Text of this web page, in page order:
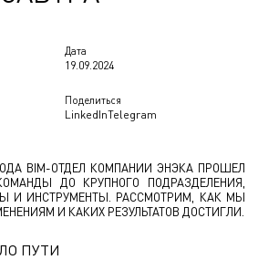
Дата
19.09.2024
Поделиться
LinkedInTelegram
BIM-ОТДЕЛ КОМПАНИИ ЭНЭКА ПРОШЕЛ
ДО КРУПНОГО ПОДРАЗДЕЛЕНИЯ,
И ИНСТРУМЕНТЫ. РАССМОТРИМ, КАК МЫ
И КАКИХ РЕЗУЛЬТАТОВ ДОСТИГЛИ.
ПУТИ